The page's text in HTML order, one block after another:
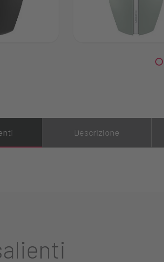
Descrizione